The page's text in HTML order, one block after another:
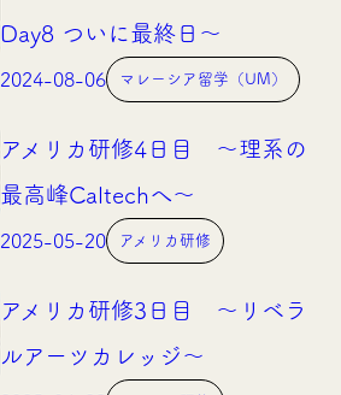
Day8 ついに最終日〜
2024-08-06 マレーシア留学（UM）
アメリカ研修4日目 〜理系の
最高峰Caltechへ〜
2025-05-20 アメリカ研修
アメリカ研修3日目 〜リベラ
ルアーツカレッジ〜